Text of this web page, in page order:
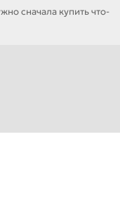
сначала купить что-